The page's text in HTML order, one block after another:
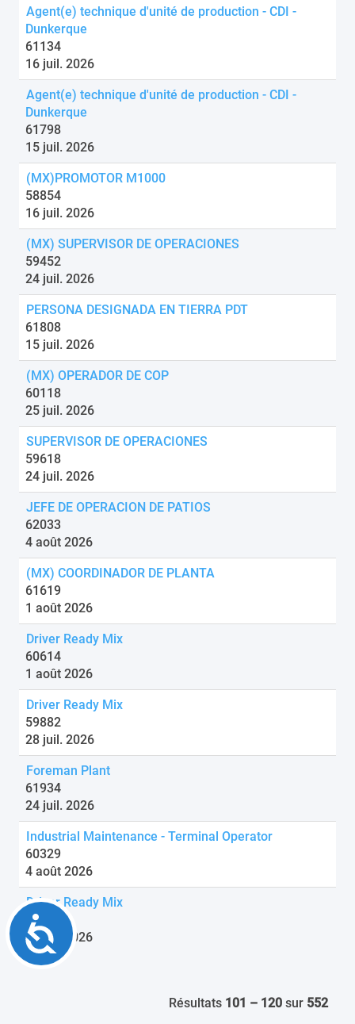
Accessibility
Agent(e) technique d'unité de production - CDI -
Dunkerque
61134
16 juil. 2026
Agent(e) technique d'unité de production - CDI -
Dunkerque
61798
15 juil. 2026
(MX)PROMOTOR M1000
58854
16 juil. 2026
(MX) SUPERVISOR DE OPERACIONES
59452
24 juil. 2026
PERSONA DESIGNADA EN TIERRA PDT
61808
15 juil. 2026
(MX) OPERADOR DE COP
60118
25 juil. 2026
SUPERVISOR DE OPERACIONES
59618
24 juil. 2026
JEFE DE OPERACION DE PATIOS
62033
4 août 2026
(MX) COORDINADOR DE PLANTA
61619
1 août 2026
Driver Ready Mix
60614
1 août 2026
Driver Ready Mix
59882
28 juil. 2026
Foreman Plant
61934
24 juil. 2026
Industrial Maintenance - Terminal Operator
60329
4 août 2026
Driver Ready Mix
59945
2 août 2026
Résultats 101 – 120 sur 552